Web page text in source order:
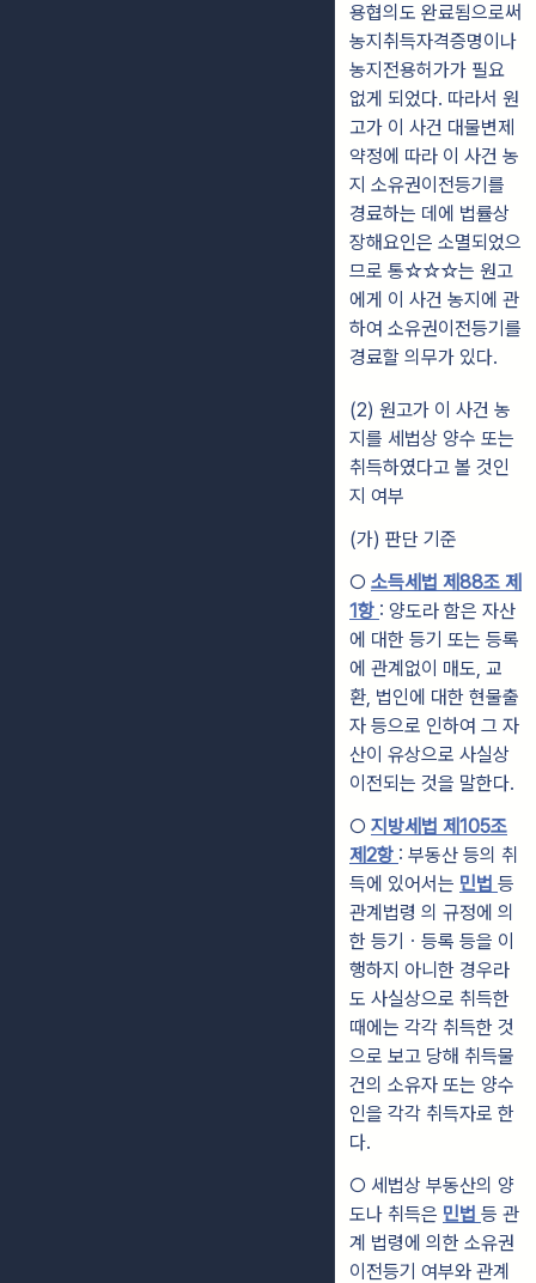
용협의도 완료됨으로써
농지취득자격증명이나
농지전용허가가 필요
없게 되었다. 따라서 원
고가 이 사건 대물변제
약정에 따라 이 사건 농
지 소유권이전등기를
경료하는 데에 법률상
장해요인은 소멸되었으
므로 통☆☆☆는 원고
에게 이 사건 농지에 관
하여 소유권이전등기를
경료할 의무가 있다.
(2) 원고가 이 사건 농
지를 세법상 양수 또는
취득하였다고 볼 것인
지 여부
(가) 판단 기준
○ 소득세법 제88조 제
1항 : 양도라 함은 자산
에 대한 등기 또는 등록
에 관계없이 매도, 교
환, 법인에 대한 현물출
자 등으로 인하여 그 자
산이 유상으로 사실상
이전되는 것을 말한다.
○ 지방세법 제105조
제2항 : 부동산 등의 취
득에 있어서는 민법 등
관계법령 의 규정에 의
한 등기ㆍ등록 등을 이
행하지 아니한 경우라
도 사실상으로 취득한
때에는 각각 취득한 것
으로 보고 당해 취득물
건의 소유자 또는 양수
인을 각각 취득자로 한
다.
○ 세법상 부동산의 양
도나 취득은 민법 등 관
계 법령에 의한 소유권
이전등기 여부와 관계